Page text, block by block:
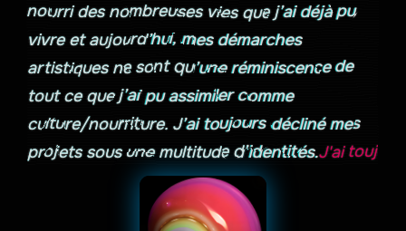
nourri des nombreuses vies que j’ai déjà pu
vivre et aujourd’hui, mes démarches
artistiques ne sont qu’une réminiscence de
tout ce que j’ai pu assimiler comme
culture/nourriture. J’ai toujours décliné mes
projets sous une multitude d’identités.